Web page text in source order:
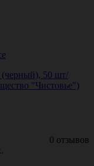
(черный), 50 шт/
"Чистовье")
0 отзывов